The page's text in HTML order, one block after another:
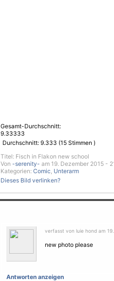
Gesamt-Durchschnitt:
9.33333
Durchschnitt: 9.333 (15 Stimmen )
Titel: Fisch in Flakon new school
Von -serenity- am 19. Dezember 2015 -
Kategorien: Comic, Unterarm
Dieses Bild verlinken?
verfasst von luie hond am
new photo please
Antworten anzeigen